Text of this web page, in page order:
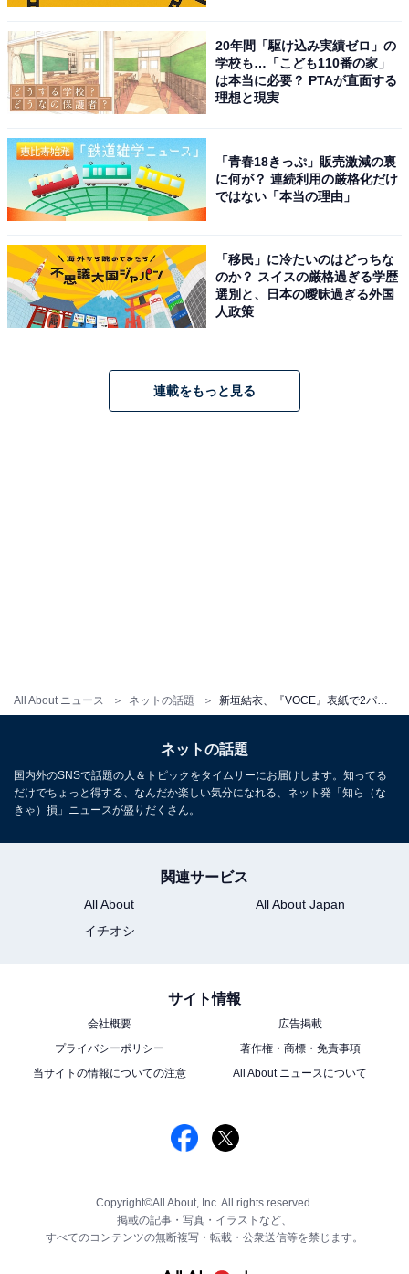
All About ニュース ネットの話題
20年間「駆け込み実績ゼロ」の
学校も…「こども110番の家」
は本当に必要？ PTAが直面する
理想と現実
「青春18きっぷ」販売激減の裏
に何が？ 連続利用の厳格化だけ
ではない「本当の理由」
「移民」に冷たいのはどっちな
のか？ スイスの厳格過ぎる学歴
選別と、日本の曖昧過ぎる外国
人政策
連載をもっと見る
ネットの話題
国内外のSNSで話題の人＆トピックをタイムリーにお届けします。知ってる
だけでちょっと得する、なんだか楽しい気分になれる、ネット発「知ら（な
きゃ）損」ニュースが盛りだくさん。
関連サービス
All About
All About Japan
イチオシ
サイト情報
会社概要
広告掲載
プライバシーポリシー
著作権・商標・免責事項
当サイトの情報についての注意
All About ニュースについて
Copyright©All About, Inc. All rights reserved.
掲載の記事・写真・イラストなど、
すべてのコンテンツの無断複写・転載・公衆送信等を禁じます。